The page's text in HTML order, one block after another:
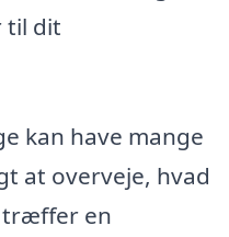
til dit
kan have mange
at overveje, hvad
træffer en